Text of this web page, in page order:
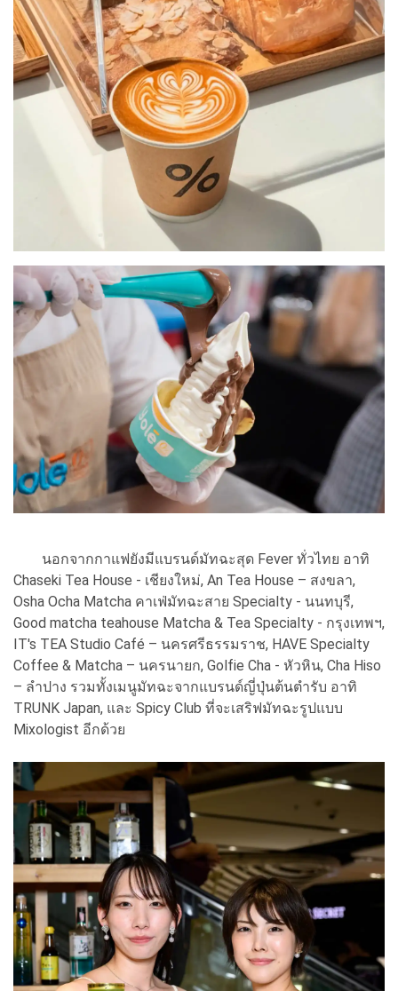
นอกจากกาแฟยังมีแบรนด์มัทฉะสุด Fever ทั่วไทย อาทิ
Chaseki Tea House - เชียงใหม่, An Tea House – สงขลา,
Osha Ocha Matcha คาเฟ่มัทฉะสาย Specialty - นนทบุรี,
Good matcha teahouse Matcha & Tea Specialty - กรุงเทพฯ,
IT's TEA Studio Café – นครศรีธรรมราช, HAVE Specialty
Coffee & Matcha – นครนายก, Golfie Cha - หัวหิน, Cha Hiso
– ลำปาง รวมทั้งเมนูมัทฉะจากแบรนด์ญี่ปุ่นต้นตำรับ อาทิ
TRUNK Japan, และ Spicy Club ที่จะเสริฟมัทฉะรูปแบบ
Mixologist อีกด้วย